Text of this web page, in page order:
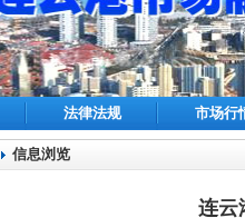
法律法规 市场行
信息浏览
连云